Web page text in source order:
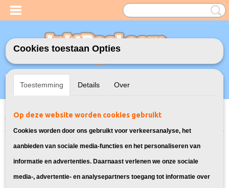
Inloggen Registreren
UW WINKELWAGEN
Home>Model Printer>303XL Inkt cartridges voor HP
Zwart & Kleur inktcartridges
geschikt voor HP Envy Photo 7130:
Cookies toestaan Opties
Toestemming Details Over
Op deze website worden cookies gebruikt
Cookies worden door ons gebruikt voor verkeersanalyse, het
aanbieden van sociale media-functies en het personaliseren van
informatie en advertenties. Daarnaast verlenen we onze sociale
media-, advertentie- en analysepartners toegang tot informatie over